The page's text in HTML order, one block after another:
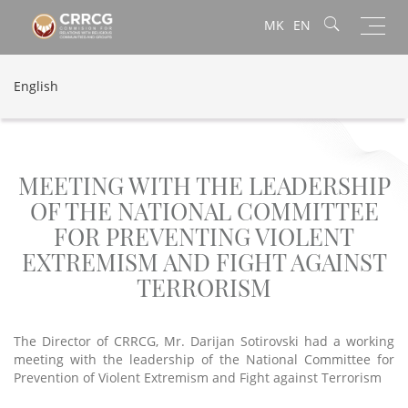
MK EN
English
MEETING WITH THE LEADERSHIP
OF THE NATIONAL COMMITTEE
FOR PREVENTING VIOLENT
EXTREMISM AND FIGHT AGAINST
TERRORISM
The Director of CRRCG, Mr. Darijan Sotirovski had a working
meeting with the leadership of the National Committee for
Prevention of Violent Extremism and Fight against Terrorism